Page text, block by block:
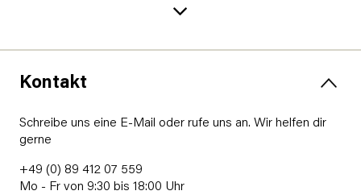
Kontakt
Schreibe uns eine E-Mail oder rufe uns an. Wir helfen dir
gerne
+49 (0) 89 412 07 559
Mo - Fr von 9:30 bis 18:00 Uhr